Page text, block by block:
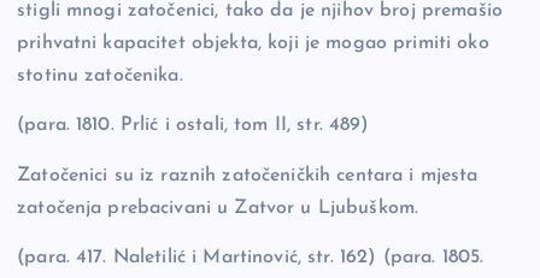
stigli mnogi zatočenici, tako da je njihov broj premašio
prihvatni kapacitet objekta, koji je mogao primiti oko
stotinu zatočenika.
(para. 1810. Prlić i ostali, tom II, str. 489)
Zatočenici su iz raznih zatočeničkih centara i mjesta
zatočenja prebacivani u Zatvor u Ljubuškom.
(para. 417. Naletilić i Martinović, str. 162) (para. 1805.